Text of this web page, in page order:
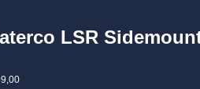
LSR